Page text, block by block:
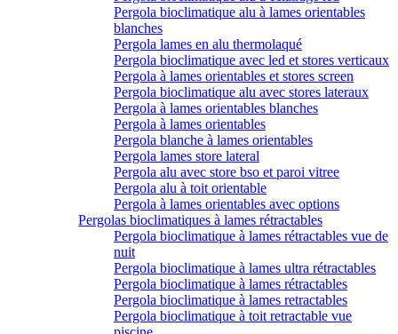
Pergola bioclimatique alu à lames orientables
blanches
Pergola lames en alu thermolaqué
Pergola bioclimatique avec led et stores verticaux
Pergola à lames orientables et stores screen
Pergola bioclimatique alu avec stores lateraux
Pergola à lames orientables blanches
Pergola à lames orientables
Pergola blanche à lames orientables
Pergola lames store lateral
Pergola alu avec store bso et paroi vitree
Pergola alu à toit orientable
Pergola à lames orientables avec options
Pergolas bioclimatiques à lames rétractables
Pergola bioclimatique à lames rétractables vue de
nuit
Pergola bioclimatique à lames ultra rétractables
Pergola bioclimatique à lames rétractables
Pergola bioclimatique à lames retractables
Pergola bioclimatique à toit retractable vue